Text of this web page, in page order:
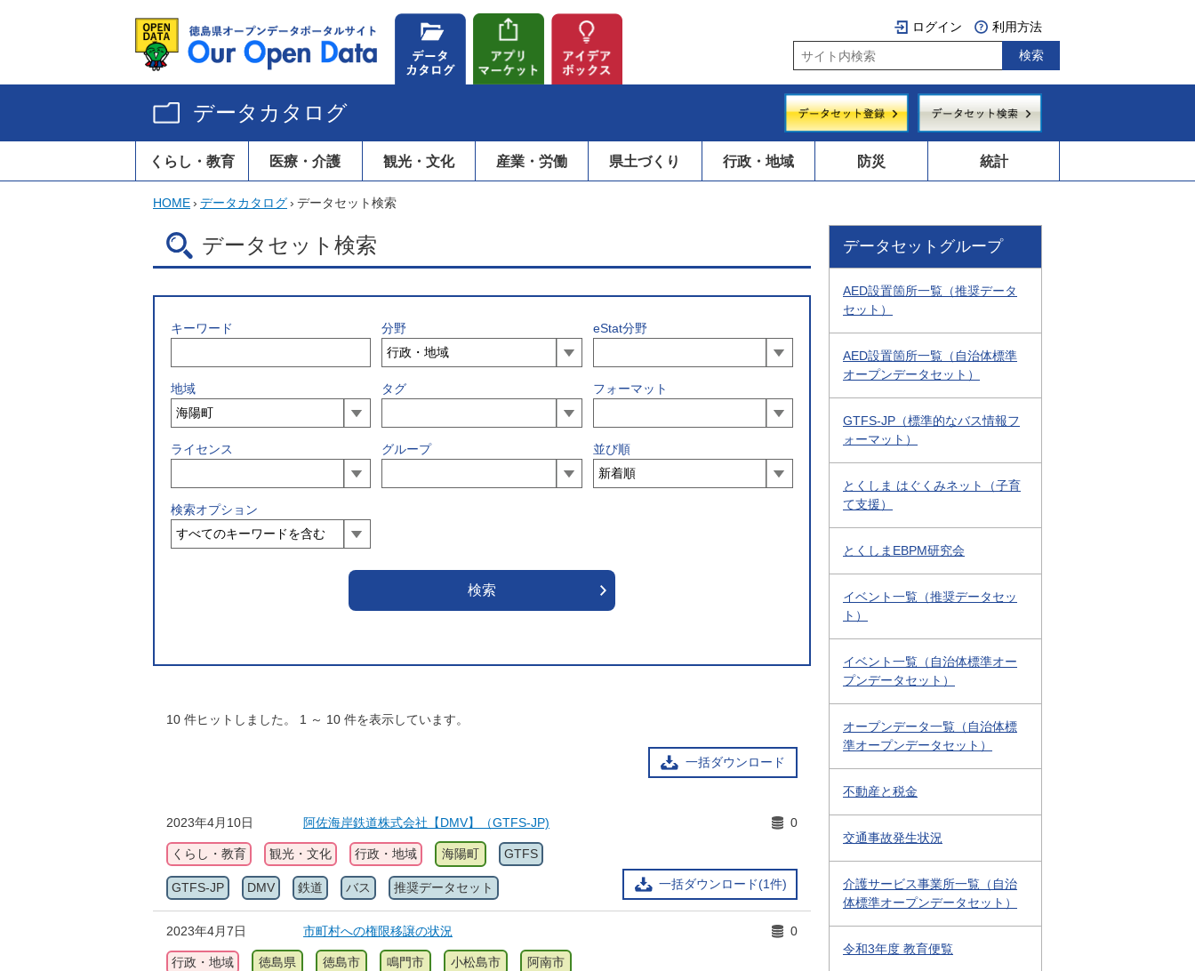
ログイン 利用方法
データカタログ
くらし・教育 医療・介護 観光・文化 産業・労働 県土づくり 行政・地域 防災 統計
HOME› データカタログ› データセット検索
データセット検索
キーワード 分野 eStat分野
地域 タグ フォーマット
ライセンス グループ 並び順
検索オプション
10 件ヒットしました。 1 ～ 10 件を表示しています。
一括ダウンロード
2023年4月10日 阿佐海岸鉄道株式会社【DMV】（GTFS-JP)
一括ダウンロード(1件)
0
くらし・教育 観光・文化 行政・地域 海陽町 GTFS
GTFS-JP DMV 鉄道 バス 推奨データセット
2023年4月7日 市町村への権限移譲の状況 0
行政・地域 徳島県 徳島市 鳴門市 小松島市 阿南市
データセットグループ
AED設置箇所一覧（推奨データ
セット）
AED設置箇所一覧（自治体標準
オープンデータセット）
GTFS-JP（標準的なバス情報フ
ォーマット）
とくしま はぐくみネット（子育
て支援）
とくしまEBPM研究会
イベント一覧（推奨データセッ
ト）
イベント一覧（自治体標準オー
プンデータセット）
オープンデータ一覧（自治体標
準オープンデータセット）
不動産と税金
交通事故発生状況
介護サービス事業所一覧（自治
体標準オープンデータセット）
令和3年度 教育便覧